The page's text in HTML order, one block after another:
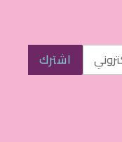
اشترك